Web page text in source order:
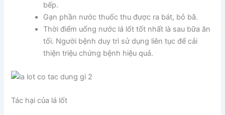
bếp.
Gạn phần nước thuốc thu được ra bát, bỏ bã.
Thời điểm uống nước lá lốt tốt nhất là sau bữa ăn
tối. Người bệnh duy trì sử dụng liên tục để cải
thiện triệu chứng bệnh hiệu quả.
Tác hại của lá lốt